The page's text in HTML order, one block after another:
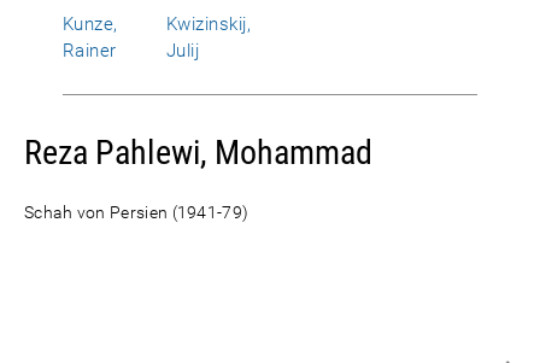
Kunze,
Rainer
Kwizinskij,
Julij
Reza Pahlewi, Mohammad
Schah von Persien (1941-79)